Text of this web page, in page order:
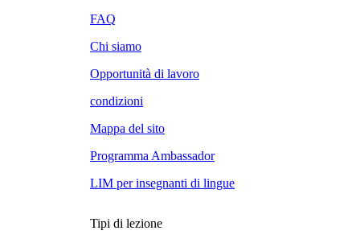
FAQ
Chi siamo
Opportunità di lavoro
condizioni
Mappa del sito
Programma Ambassador
LIM per insegnanti di lingue
Tipi di lezione